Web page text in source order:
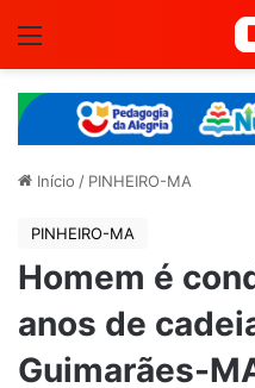
Início / PINHEIRO-MA
PINHEIRO-MA
Homem é
anos de
Guimarães-